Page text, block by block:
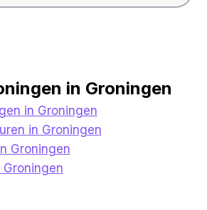
in Groningen
in Groningen
in Groningen
Groningen